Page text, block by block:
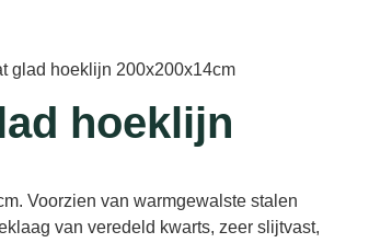
glad hoeklijn 200x200x14cm
hoeklijn
Voorzien van warmgewalste stalen
van veredeld kwarts, zeer slijtvast,